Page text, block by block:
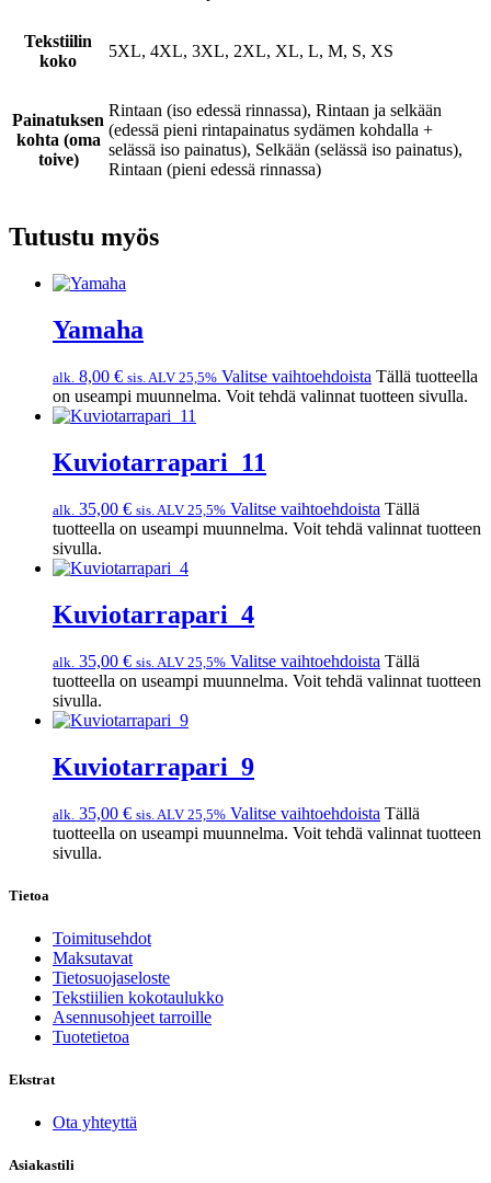
Tekstiilin
koko
5XL, 4XL, 3XL, 2XL, XL, L, M, S, XS
Painatuksen
kohta (oma
toive)
Rintaan (iso edessä rinnassa), Rintaan ja selkään
(edessä pieni rintapainatus sydämen kohdalla +
selässä iso painatus), Selkään (selässä iso painatus),
Rintaan (pieni edessä rinnassa)
Tutustu myös
Yamaha
alk. 8,00 € sis. ALV 25,5% Valitse vaihtoehdoista Tällä tuotteella
on useampi muunnelma. Voit tehdä valinnat tuotteen sivulla.
Kuviotarrapari_11
alk. 35,00 € sis. ALV 25,5% Valitse vaihtoehdoista Tällä
tuotteella on useampi muunnelma. Voit tehdä valinnat tuotteen
sivulla.
Kuviotarrapari_4
alk. 35,00 € sis. ALV 25,5% Valitse vaihtoehdoista Tällä
tuotteella on useampi muunnelma. Voit tehdä valinnat tuotteen
sivulla.
Kuviotarrapari_9
alk. 35,00 € sis. ALV 25,5% Valitse vaihtoehdoista Tällä
tuotteella on useampi muunnelma. Voit tehdä valinnat tuotteen
sivulla.
Tietoa
Toimitusehdot
Maksutavat
Tietosuojaseloste
Tekstiilien kokotaulukko
Asennusohjeet tarroille
Tuotetietoa
Ekstrat
Ota yhteyttä
Asiakastili